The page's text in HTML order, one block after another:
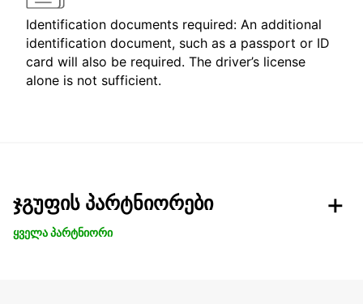
Identification documents required: An additional
identification document, such as a passport or ID
card will also be required. The driver’s license
alone is not sufficient.
ჯგუფის პარტნიორები
ყველა პარტნიორი